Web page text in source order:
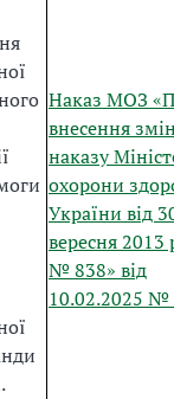
Наказ МОЗ
внесення
наказу
охорони
України від
вересня 2013
№ 838» від
10.02.2025 №